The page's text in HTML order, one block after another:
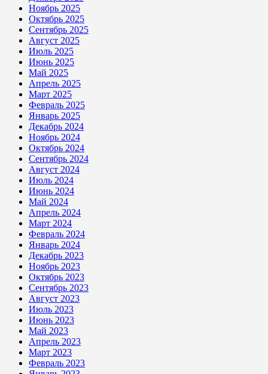
Ноябрь 2025
Октябрь 2025
Сентябрь 2025
Август 2025
Июль 2025
Июнь 2025
Май 2025
Апрель 2025
Март 2025
Февраль 2025
Январь 2025
Декабрь 2024
Ноябрь 2024
Октябрь 2024
Сентябрь 2024
Август 2024
Июль 2024
Июнь 2024
Май 2024
Апрель 2024
Март 2024
Февраль 2024
Январь 2024
Декабрь 2023
Ноябрь 2023
Октябрь 2023
Сентябрь 2023
Август 2023
Июль 2023
Июнь 2023
Май 2023
Апрель 2023
Март 2023
Февраль 2023